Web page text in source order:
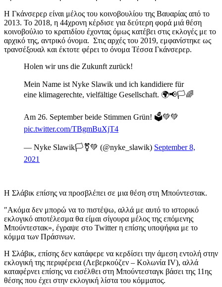
Η Γκάνσερερ είναι μέλος του κοινοβουλίου της Βαυαρίας από το
2013. Το 2018, η 44χρονη κέρδισε για δεύτερη φορά μιά θέση
κοινοβούλιο το κρατιδίου έχοντας όμως κατέβει στις εκλογές με το
αρχικό της, αντρικό όνομα. Στις αρχές του 2019, εμφανίστηκε ως
τρανσέξουαλ και έκτοτε φέρει το όνομα Τέσσα Γκάνσερερ.
Holen wir uns die Zukunft zurück!
Mein Name ist Nyke Slawik und ich kandidiere für
eine klimagerechte, vielfältige Gesellschaft. 🌍📢🏳️🌈
Am 26. September beide Stimmen Grün! 🗳️💚💚
pic.twitter.com/TBgmBuXjT4
— Nyke Slawik🏳️⚧️💚 (@nyke_slawik) September 8,
2021
Η Σλάβικ επίσης να προσβλέπει σε μια θέση στη Μπούντεστακ.
″Ακόμα δεν μπορώ να το πιστέψω, αλλά με αυτό το ιστορικό
εκλογικό αποτέλεσμα θα είμαι σίγουρα μέλος της επόμενης
Μπούντεστακ», έγραψε στο Twitter η επίσης υποψήφια με το
κόμμα των Πράσινων.
Η Σλάβικ, επίσης δεν κατάφερε να κερδίσει την άμεση εντολή στην
εκλογική της περιφέρεια (Λεβερκούζεν – Κολωνία IV), αλλά
καταφέρνει επίσης να εισέλθει στη Μπούντεσταγκ βάσει της 11ης
θέσης που έχει στην εκλογική λίστα του κόμματος.